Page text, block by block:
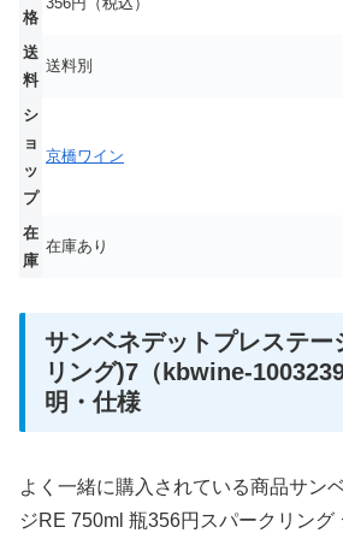
格
送
料
送料別
シ
ョ
ッ
プ
京橋ワイン
在
庫
在庫あり
サンベネデットプレステー
リング)7（kbwine-
明・仕様
よく一緒に購入されている商品サン
ジRE 750ml 瓶356円スパークリン